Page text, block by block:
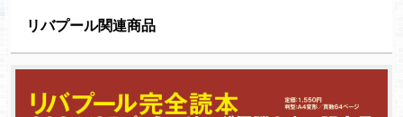
リバプール関連商品